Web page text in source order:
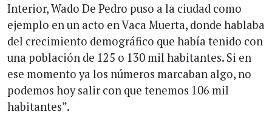
Interior, Wado De Pedro puso a la ciudad como
ejemplo en un acto en Vaca Muerta, donde hablaba
del crecimiento demográfico que había tenido con
una población de 125 o 130 mil habitantes. Si en
ese momento ya los números marcaban algo, no
podemos hoy salir con que tenemos 106 mil
habitantes”.